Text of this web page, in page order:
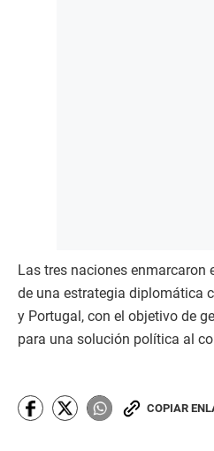
Las tres naciones enmarcaron
de una estrategia diplomática
y Portugal, con el objetivo de
para una solución política al
COPIAR